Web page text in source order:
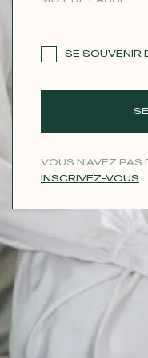
SE SOUVENIR
VOUS N'AVEZ PAS
INSCRIVEZ-VOUS